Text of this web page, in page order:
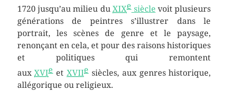
1720 jusqu’au milieu duXIXesiècle voit plusieurs
générations de peintres s’illustrer dans le
portrait, les scènes de genre et le paysage,
renonçant en cela, et pour des raisons historiques
et politiques qui remontent
auxXVIeetXVIIe siècles, aux genres historique,
allégorique ou religieux.